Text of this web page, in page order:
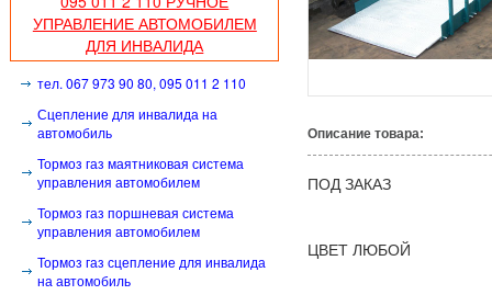
УПРАВЛЕНИЕ АВТОМОБИЛЕМ
ДЛЯ ИНВАЛИДА
тел. 067 973 90 80, 095 011 2 110
Сцепление для инвалида на
автомобиль
Тормоз газ маятниковая система
управления автомобилем
Тормоз газ поршневая система
управления автомобилем
Тормоз газ сцепление для инвалида
на автомобиль
Описание товара:
ПОД ЗАКАЗ
ЦВЕТ ЛЮБОЙ